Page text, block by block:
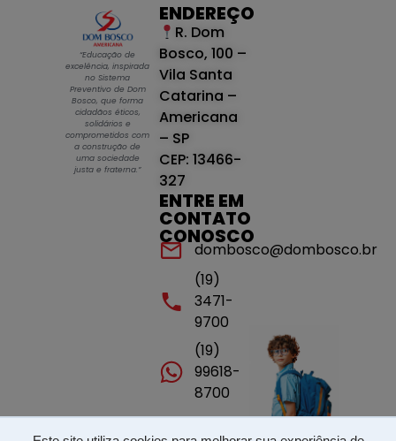
“Educação de
excelência, inspirada
no Sistema
Preventivo de Dom
Bosco, que forma
cidadãos éticos,
solidários e
comprometidos com
a construção de
uma sociedade
justa e fraterna.”
ENDEREÇO
R. Dom
Bosco, 100 –
Vila Santa
Catarina –
Americana
– SP
CEP: 13466-
327
ENTRE EM
CONTATO
CONOSCO
dombosco@dombosco.br
(19)
3471-
9700
(19)
99618-
8700